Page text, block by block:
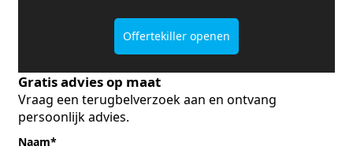
Offertekiller openen
Gratis advies op maat
Vraag een terugbelverzoek aan en ontvang
persoonlijk advies.
Naam*